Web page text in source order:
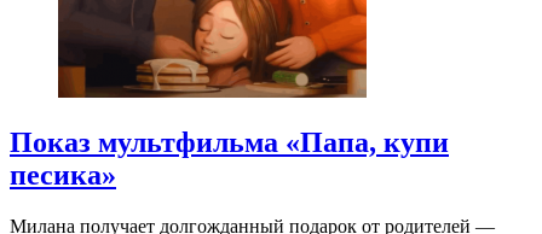
Показ мультфильма «Папа, купи
песика»
Милана получает долгожданный подарок от родителей —